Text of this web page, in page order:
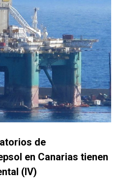
de
en Canarias tienen
(IV)